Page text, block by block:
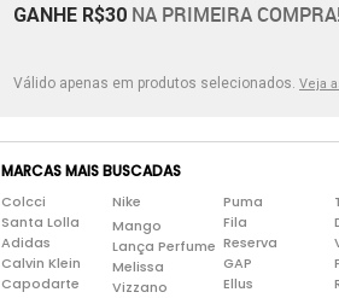
GANHE R$30 NA PRIMEIRA COMPRA!
Válido apenas em produtos selecionados. Veja
MARCAS MAIS BUSCADAS
Colcci
Santa Lolla
Adidas
Calvin Klein
Capodarte
Nike
Mango
Lança Perfume
Melissa
Vizzano
Puma
Fila
Reserva
GAP
Ellus